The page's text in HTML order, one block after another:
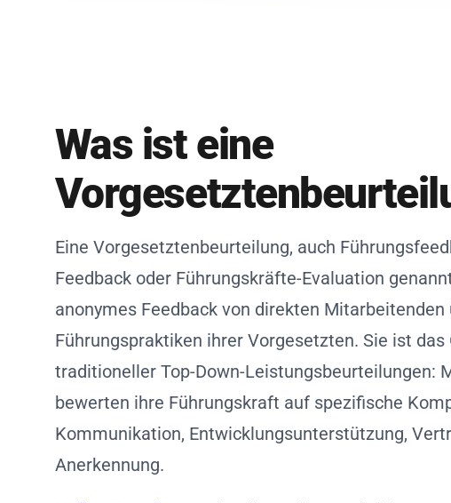
Was ist eine
Eine Vorgesetztenbeurteilung, auch
Feedback oder Führungskräfte-Evaluation
anonymes Feedback von direkten Mitarbeitenden
Führungspraktiken ihrer Vorgesetzten. Sie ist das
traditioneller Top-Down-Leistungsbeurteilungen:
bewerten ihre Führungskraft auf spezifische
Kommunikation, Entwicklungsunterstützung,
Anerkennung.